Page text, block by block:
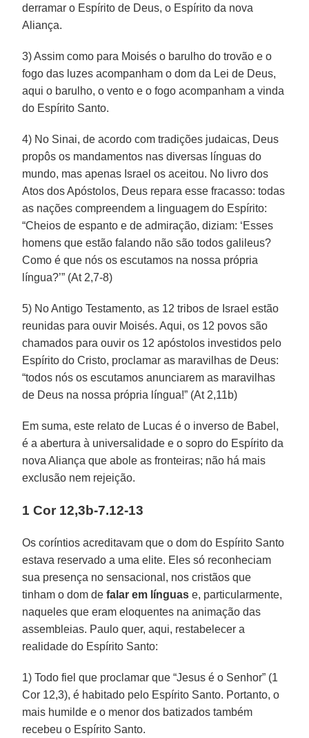
derramar o Espírito de Deus, o Espírito da nova
Aliança.
3) Assim como para Moisés o barulho do trovão e o
fogo das luzes acompanham o dom da Lei de Deus,
aqui o barulho, o vento e o fogo acompanham a vinda
do Espírito Santo.
4) No Sinai, de acordo com tradições judaicas, Deus
propôs os mandamentos nas diversas línguas do
mundo, mas apenas Israel os aceitou. No livro dos
Atos dos Apóstolos, Deus repara esse fracasso: todas
as nações compreendem a linguagem do Espírito:
“Cheios de espanto e de admiração, diziam: ‘Esses
homens que estão falando não são todos galileus?
Como é que nós os escutamos na nossa própria
língua?’” (At 2,7-8)
5) No Antigo Testamento, as 12 tribos de Israel estão
reunidas para ouvir Moisés. Aqui, os 12 povos são
chamados para ouvir os 12 apóstolos investidos pelo
Espírito do Cristo, proclamar as maravilhas de Deus:
“todos nós os escutamos anunciarem as maravilhas
de Deus na nossa própria língua!” (At 2,11b)
Em suma, este relato de Lucas é o inverso de Babel,
é a abertura à universalidade e o sopro do Espírito da
nova Aliança que abole as fronteiras; não há mais
exclusão nem rejeição.
1 Cor 12,3b-7.12-13
Os coríntios acreditavam que o dom do Espírito Santo
estava reservado a uma elite. Eles só reconheciam
sua presença no sensacional, nos cristãos que
tinham o dom defalar em línguas e, particularmente,
naqueles que eram eloquentes na animação das
assembleias. Paulo quer, aqui, restabelecer a
realidade do Espírito Santo:
1) Todo fiel que proclamar que “Jesus é o Senhor” (1
Cor 12,3), é habitado pelo Espírito Santo. Portanto, o
mais humilde e o menor dos batizados também
recebeu o Espírito Santo.